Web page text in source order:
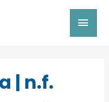
| n.f.